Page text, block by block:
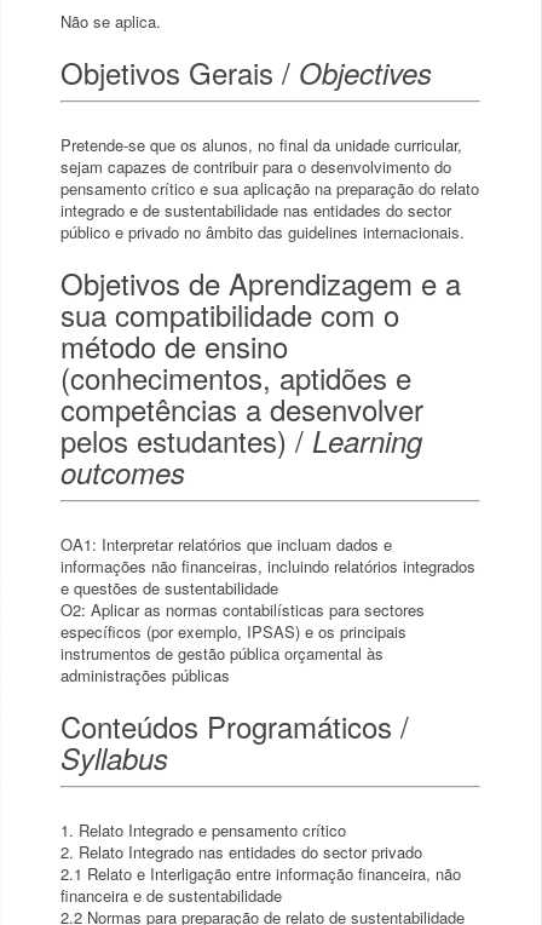
Não se aplica.
Objetivos Gerais / Objectives
Pretende-se que os alunos, no final da unidade curricular,
sejam capazes de contribuir para o desenvolvimento do
pensamento crítico e sua aplicação na preparação do relato
integrado e de sustentabilidade nas entidades do sector
público e privado no âmbito das guidelines internacionais.
Objetivos de Aprendizagem e a
sua compatibilidade com o
método de ensino
(conhecimentos, aptidões e
competências a desenvolver
pelos estudantes) / Learning
outcomes
OA1: Interpretar relatórios que incluam dados e
informações não financeiras, incluindo relatórios integrados
e questões de sustentabilidade
O2: Aplicar as normas contabilísticas para sectores
específicos (por exemplo, IPSAS) e os principais
instrumentos de gestão pública orçamental às
administrações públicas
Conteúdos Programáticos /
Syllabus
1. Relato Integrado e pensamento crítico
2. Relato Integrado nas entidades do sector privado
2.1 Relato e Interligação entre informação financeira, não
financeira e de sustentabilidade
2.2 Normas para preparação de relato de sustentabilidade